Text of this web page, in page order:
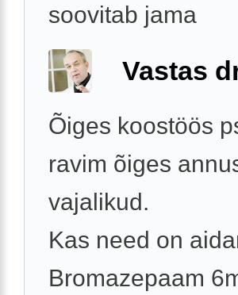
soovitab jama
Vastas
Õiges koostöös
ravim õiges
vajalikud.
Kas need on
Bromazepaam